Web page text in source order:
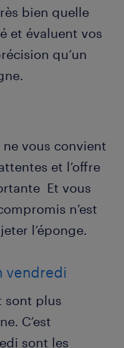
bien quelle
et évaluent vos
qu’un
ne vous convient
et l’offre
Et vous
n’est
l’éponge.
vendredi
sont plus
C’est
sont les